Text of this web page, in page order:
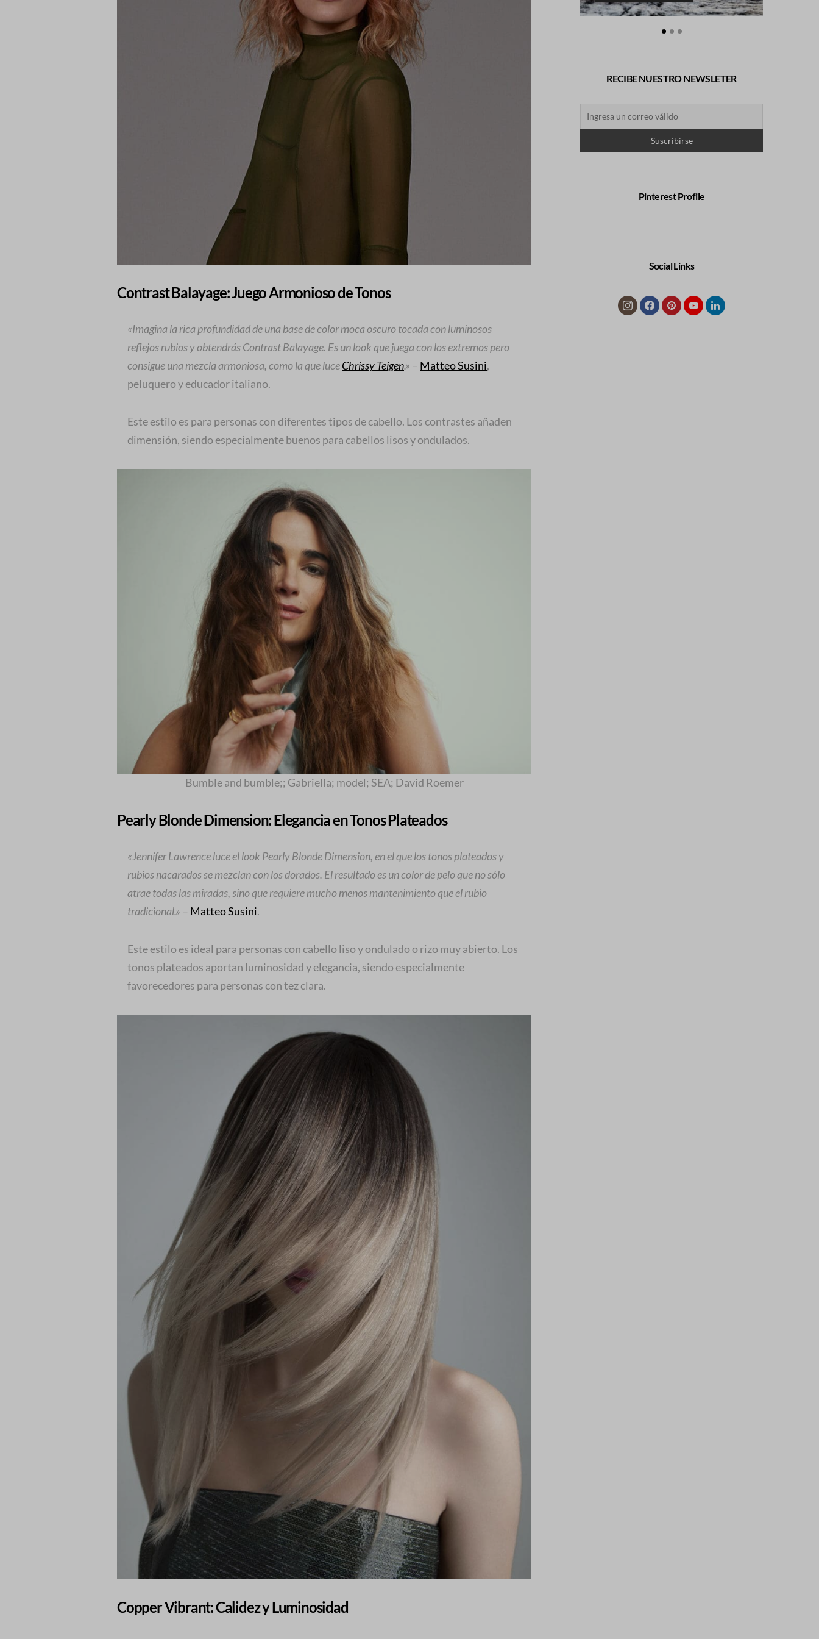
Contrast Balayage: Juego Armonioso de Tonos
«Imagina la rica profundidad de una base de color moca oscuro tocada con luminosos
reflejos rubios y obtendrás Contrast Balayage. Es un look que juega con los extremos pero
consigue una mezcla armoniosa, como la que luceChrissy Teigen.» – Matteo Susini,
peluquero y educador italiano.
Este estilo es para personas con diferentes tipos de cabello. Los contrastes añaden
dimensión, siendo especialmente buenos para cabellos lisos y ondulados.
Bumble and bumble;; Gabriella; model; SEA; David Roemer
Pearly Blonde Dimension: Elegancia en Tonos Plateados
«Jennifer Lawrence luce el look Pearly Blonde Dimension, en el que los tonos plateados y
rubios nacarados se mezclan con los dorados. El resultado es un color de pelo que no sólo
atrae todas las miradas, sino que requiere mucho menos mantenimiento que el rubio
tradicional.» – Matteo Susini.
Este estilo es ideal para personas con cabello liso y ondulado o rizo muy abierto. Los
tonos plateados aportan luminosidad y elegancia, siendo especialmente
favorecedores para personas con tez clara.
Copper Vibrant: Calidez y Luminosidad
RECIBE NUESTRO NEWSLETER
Pinterest Profile
Social Links